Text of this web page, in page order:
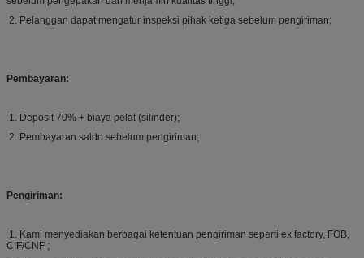
2. Pelanggan dapat mengatur inspeksi pihak ketiga sebelum pengiriman;
Pembayaran:
1. Deposit 70% + biaya pelat (silinder);
2. Pembayaran saldo sebelum pengiriman;
Pengiriman:
1. Kami menyediakan berbagai ketentuan pengiriman seperti ex factory, FOB,
CIF/CNF ;